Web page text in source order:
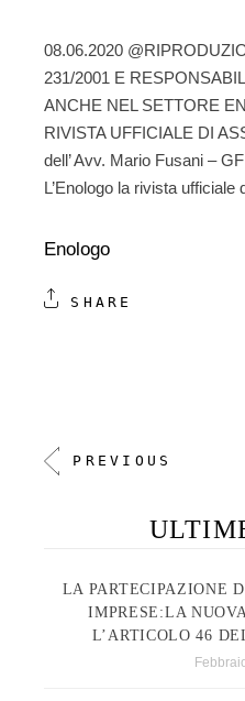
08.06.2020
231/2001 E
ANCHE NEL SETTORE
RIVISTA UFFICIALE DI
dell’ Avv. Mario Fusani –
L’Enologo la rivista ufficiale
Enologo
SHARE
PREVIOUS
LA PARTECIPAZIONE
IMPRESE:LA
L’ARTICOLO 46